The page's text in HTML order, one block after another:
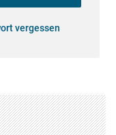
vergessen